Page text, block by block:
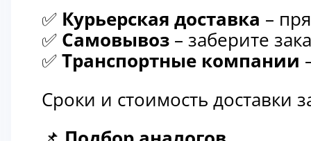
✅ Курьерская доставка –
✅ Самовывоз – заберите
✅ Транспортные компании
Сроки и стоимость доставки